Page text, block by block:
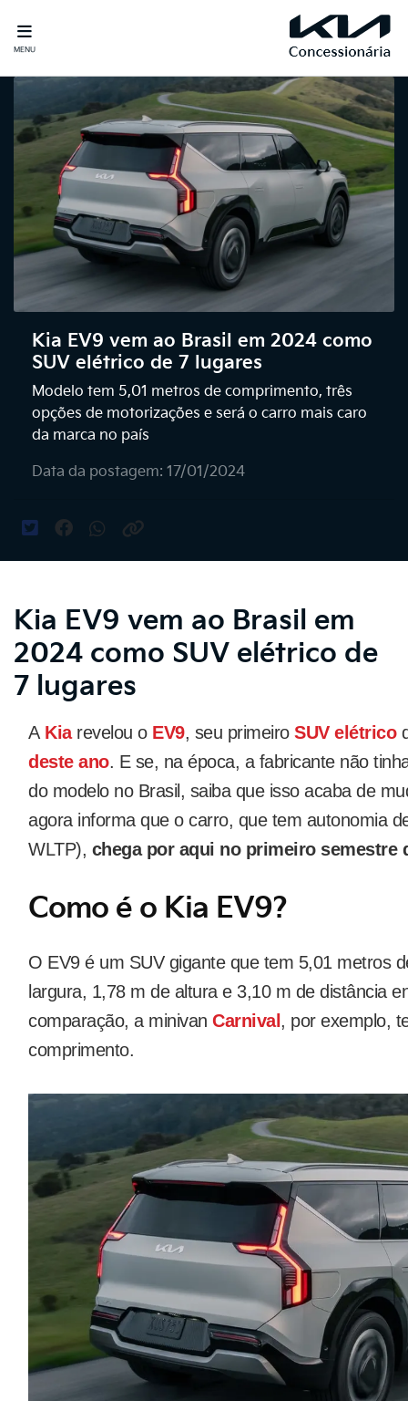
MENU
Kia EV9 vem ao Brasil em 2024 como
SUV elétrico de 7 lugares
Modelo tem 5,01 metros de comprimento, três
opções de motorizações e será o carro mais caro
da marca no país
Data da postagem: 17/01/2024
Kia EV9 vem ao Brasil em
2024 como SUV elétrico de
7 lugares
A Kiarevelou o EV9, seu primeiro SUV elétrico
deste ano. E se, na época, a fabricante não
do modelo no Brasil, saiba que isso acaba de
agora informa que o carro, que tem autonomia
WLTP), chega por aqui no primeiro semestre
Como é o Kia EV9?
O EV9 é um SUV gigante que tem 5,01 metros
largura, 1,78 m de altura e 3,10 m de distância
comparação, a minivan Carnival , por exemplo,
comprimento.